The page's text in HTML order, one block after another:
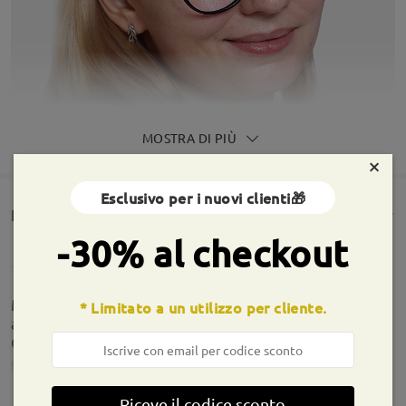
MOSTRA DI PIÙ
Rencesioni dei clienti(1985)
Montatura bella e confortevole. Ho subito
apprezzato gli occhiali al primo utilizzo.
Consigliatissimi.
Monica MorettionJul 16 , 2026
×
Esclusivo per i nuovi clienti🎁
-30% al checkout
* Limitato a un utilizzo per cliente.